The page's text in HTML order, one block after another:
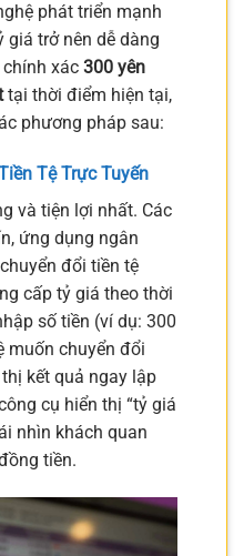
phát triển mạnh
giá trở nên dễ dàng
xác 300 yên
tại thời điểm hiện tại,
phương pháp sau:
Tệ Trực Tuyến
và tiện lợi nhất. Các
ứng dụng ngân
đổi tiền tệ
cấp tỷ giá theo thời
số tiền (ví dụ: 300
muốn chuyển đổi
kết quả ngay lập
cụ hiển thị “tỷ giá
nhìn khách quan
tiền.